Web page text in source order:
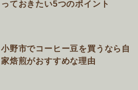
っておきたい5つのポイント
小野市でコーヒー豆を買うなら自
家焙煎がおすすめな理由